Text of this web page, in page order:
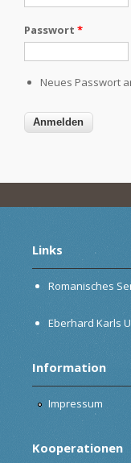
Passwort *
Neues Passwort
Links
Romanisches
Eberhard Karls
Information
Impressum
Kooperationen